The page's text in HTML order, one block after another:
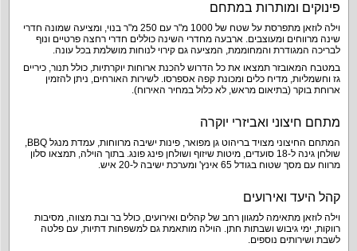
פינוקים ומותרות במתחם
וילה לוזאן מתפרסת על שטח של 1000 מ"ר עם 250 מ"ר בנוי, ומציעה שמונה חדרי
שינה מרווחים ומעוצבים. ארבעה מחדרי השינה כוללים חדרי רחצה פרטיים ונוף
לבריכה המגודרת והמחוממת, המציעה גם קירוי לנוחות מושלמת בכל עונה.
במטבח המאובזר תמצאו את כל הדרוש להכנת ארוחות יוקרתיות, כולל תנור, כיריים
גז וחשמליות, מדיח כלים ומכונת קפה אספרסו. לשירות האורחים, ניתן להזמין
ארוחת בוקר (בתיאום מראש, לא כלול במחיר האירוח).
מתחם חיצוני ואביזרי יוקרה
המתחם החיצוני מצויד בריהוט גן מפואר, פינות ישיבה מרווחות, עמדת מנגל BBQ,
שולחן גינה ל-18 סועדים, מיטות שיזוף ושולחן פינג פונג. בתוך הוילה, תמצאו סלון
מרווח עם מסך שטוח בגודל 65 אינץ' ומערכת ישיבה ל-20 איש.
קהל היעד ואירועים
וילה לוזאן מתאימה למגוון רחב של קהלים ואירועים, כולל בר ובת מצווה, מסיבות
רווקות, ימי גיבוש ושבתות חתן. הוילה מותאמת גם למשפחות דתיות, עם פלטה
לשבת ושירותים נוספים.